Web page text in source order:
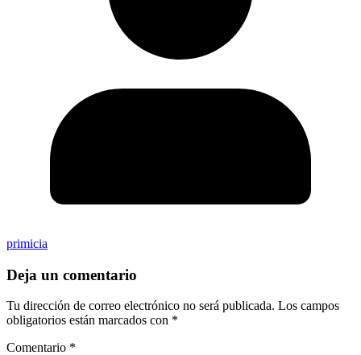
primicia
Deja un comentario
Tu dirección de correo electrónico no será publicada. Los campos
obligatorios están marcados con *
Comentario *